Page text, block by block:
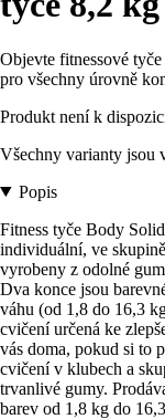
Objevte fitnessové
pro všechny úrovně
Produkt není k
Všechny varianty jsou
Popis
Fitness tyče Body
individuální, ve
vyrobeny z odolné
Dva konce jsou
váhu (od 1,8 do 16,3
cvičení určená ke
vás doma, pokud si to
cvičení v klubech a
trvanlivé gumy.
barev od 1,8 kg do